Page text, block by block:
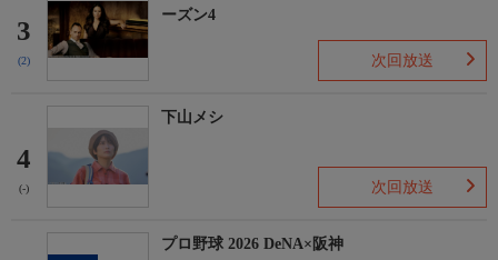
3
(2)
ーズン4
次回放送
4
(-)
下山メシ
次回放送
プロ野球 2026 DeNA×阪神